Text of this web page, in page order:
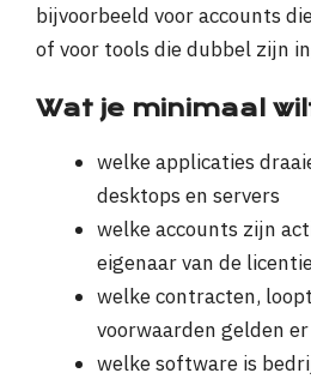
bijvoorbeeld voor accounts
of voor tools die dubbel zijn
Wat je minimaal
welke applicaties
desktops en servers
welke accounts zijn
eigenaar van de
welke contracten,
voorwaarden gelden er
welke software is